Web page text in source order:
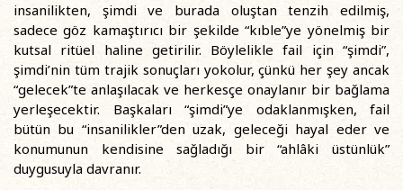
insanilikten, şimdi ve burada oluştan tenzih edilmiş,
sadece göz kamaştırıcı bir şekilde “kıble”ye yönelmiş bir
kutsal ritüel haline getirilir. Böylelikle fail için “şimdi”,
şimdi’nin tüm trajik sonuçları yokolur, çünkü her şey ancak
“gelecek”te anlaşılacak ve herkesçe onaylanır bir bağlama
yerleşecektir. Başkaları “şimdi”ye odaklanmışken, fail
bütün bu “insanilikler”den uzak, geleceği hayal eder ve
konumunun kendisine sağladığı bir “ahlâki üstünlük”
duygusuyla davranır.